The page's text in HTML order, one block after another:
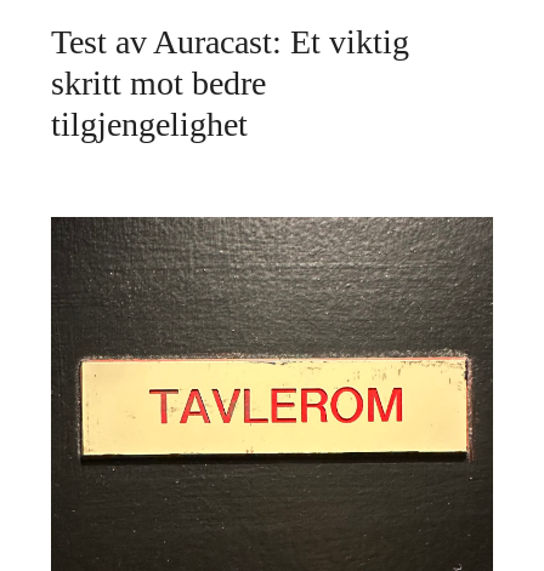
Test av Auracast: Et viktig
skritt mot bedre
tilgjengelighet